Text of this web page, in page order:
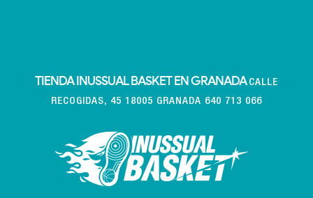
TIENDA INUSSUAL BASKET EN GRANADA CALLE
RECOGIDAS, 45 18005 GRANADA 640 713 066